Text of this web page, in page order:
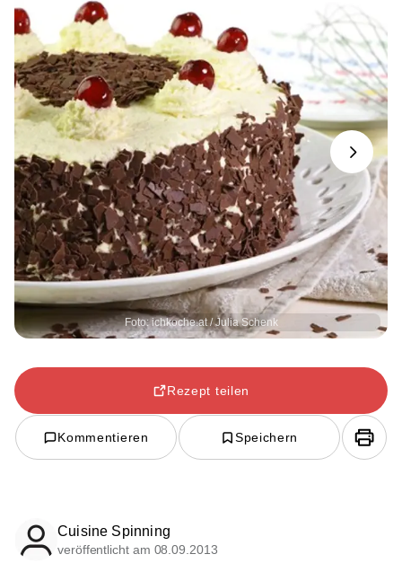
Foto: ichkoche.at / Julia Schenk
Next
Rezept teilen
Kommentieren Speichern
Cuisine Spinning
veröffentlicht am 08.09.2013